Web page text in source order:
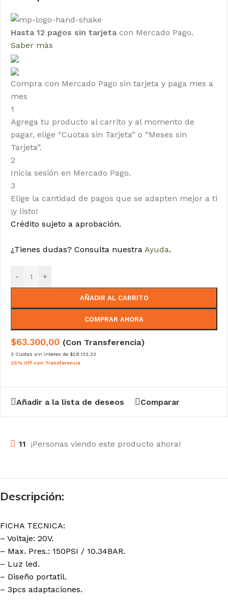
Hasta 12 pagos sin tarjeta con Mercado Pago.
Saber más
Compra con Mercado Pago sin tarjeta y paga mes a
mes
1
Agrega tu producto al carrito y al momento de
pagar, elige “Cuotas sin Tarjeta” o “Meses sin
Tarjeta”.
2
Inicia sesión en Mercado Pago.
3
Elige la cantidad de pagos que se adapten mejor a ti
¡y listo!
Crédito sujeto a aprobación.
¿Tienes dudas? Consulta nuestra Ayuda.
- +
AÑADIR AL CARRITO
COMPRAR AHORA
$63.300,00 (Con Transferencia)
3 Cuotas sin interes de $28.133,33
25% Off con Transferencia
Añadir a la lista de deseos Comparar
11 ¡Personas viendo este producto ahora!
Descripción:
FICHA TECNICA:
– Voltaje: 20V.
– Max. Pres.: 150PSI / 10.34BAR.
– Luz led.
– Diseño portatil.
– 3pcs adaptaciones.